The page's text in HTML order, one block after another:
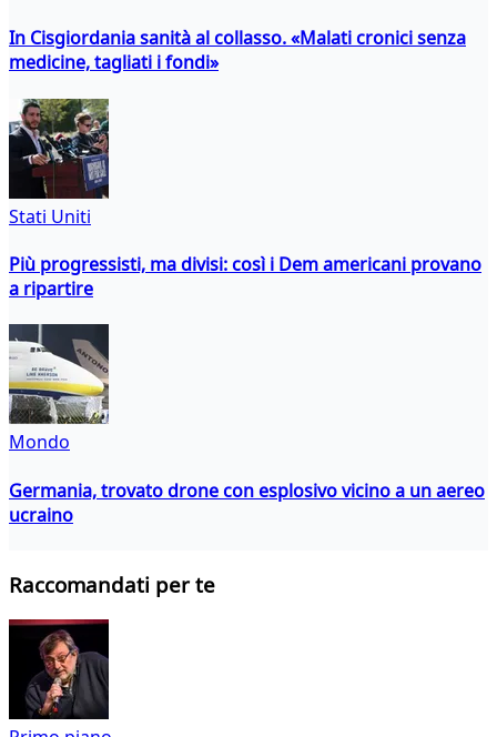
In Cisgiordania sanità al collasso. «Malati cronici senza
medicine, tagliati i fondi»
Stati Uniti
Più progressisti, ma divisi: così i Dem americani provano
a ripartire
Mondo
Germania, trovato drone con esplosivo vicino a un aereo
ucraino
Raccomandati per te